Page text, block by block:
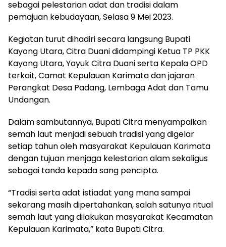
sebagai pelestarian adat dan tradisi dalam
pemajuan kebudayaan, Selasa 9 Mei 2023.
Kegiatan turut dihadiri secara langsung Bupati
Kayong Utara, Citra Duani didampingi Ketua TP PKK
Kayong Utara, Yayuk Citra Duani serta Kepala OPD
terkait, Camat Kepulauan Karimata dan jajaran
Perangkat Desa Padang, Lembaga Adat dan Tamu
Undangan.
Dalam sambutannya, Bupati Citra menyampaikan
semah laut menjadi sebuah tradisi yang digelar
setiap tahun oleh masyarakat Kepulauan Karimata
dengan tujuan menjaga kelestarian alam sekaligus
sebagai tanda kepada sang pencipta.
“Tradisi serta adat istiadat yang mana sampai
sekarang masih dipertahankan, salah satunya ritual
semah laut yang dilakukan masyarakat Kecamatan
Kepulauan Karimata,” kata Bupati Citra.